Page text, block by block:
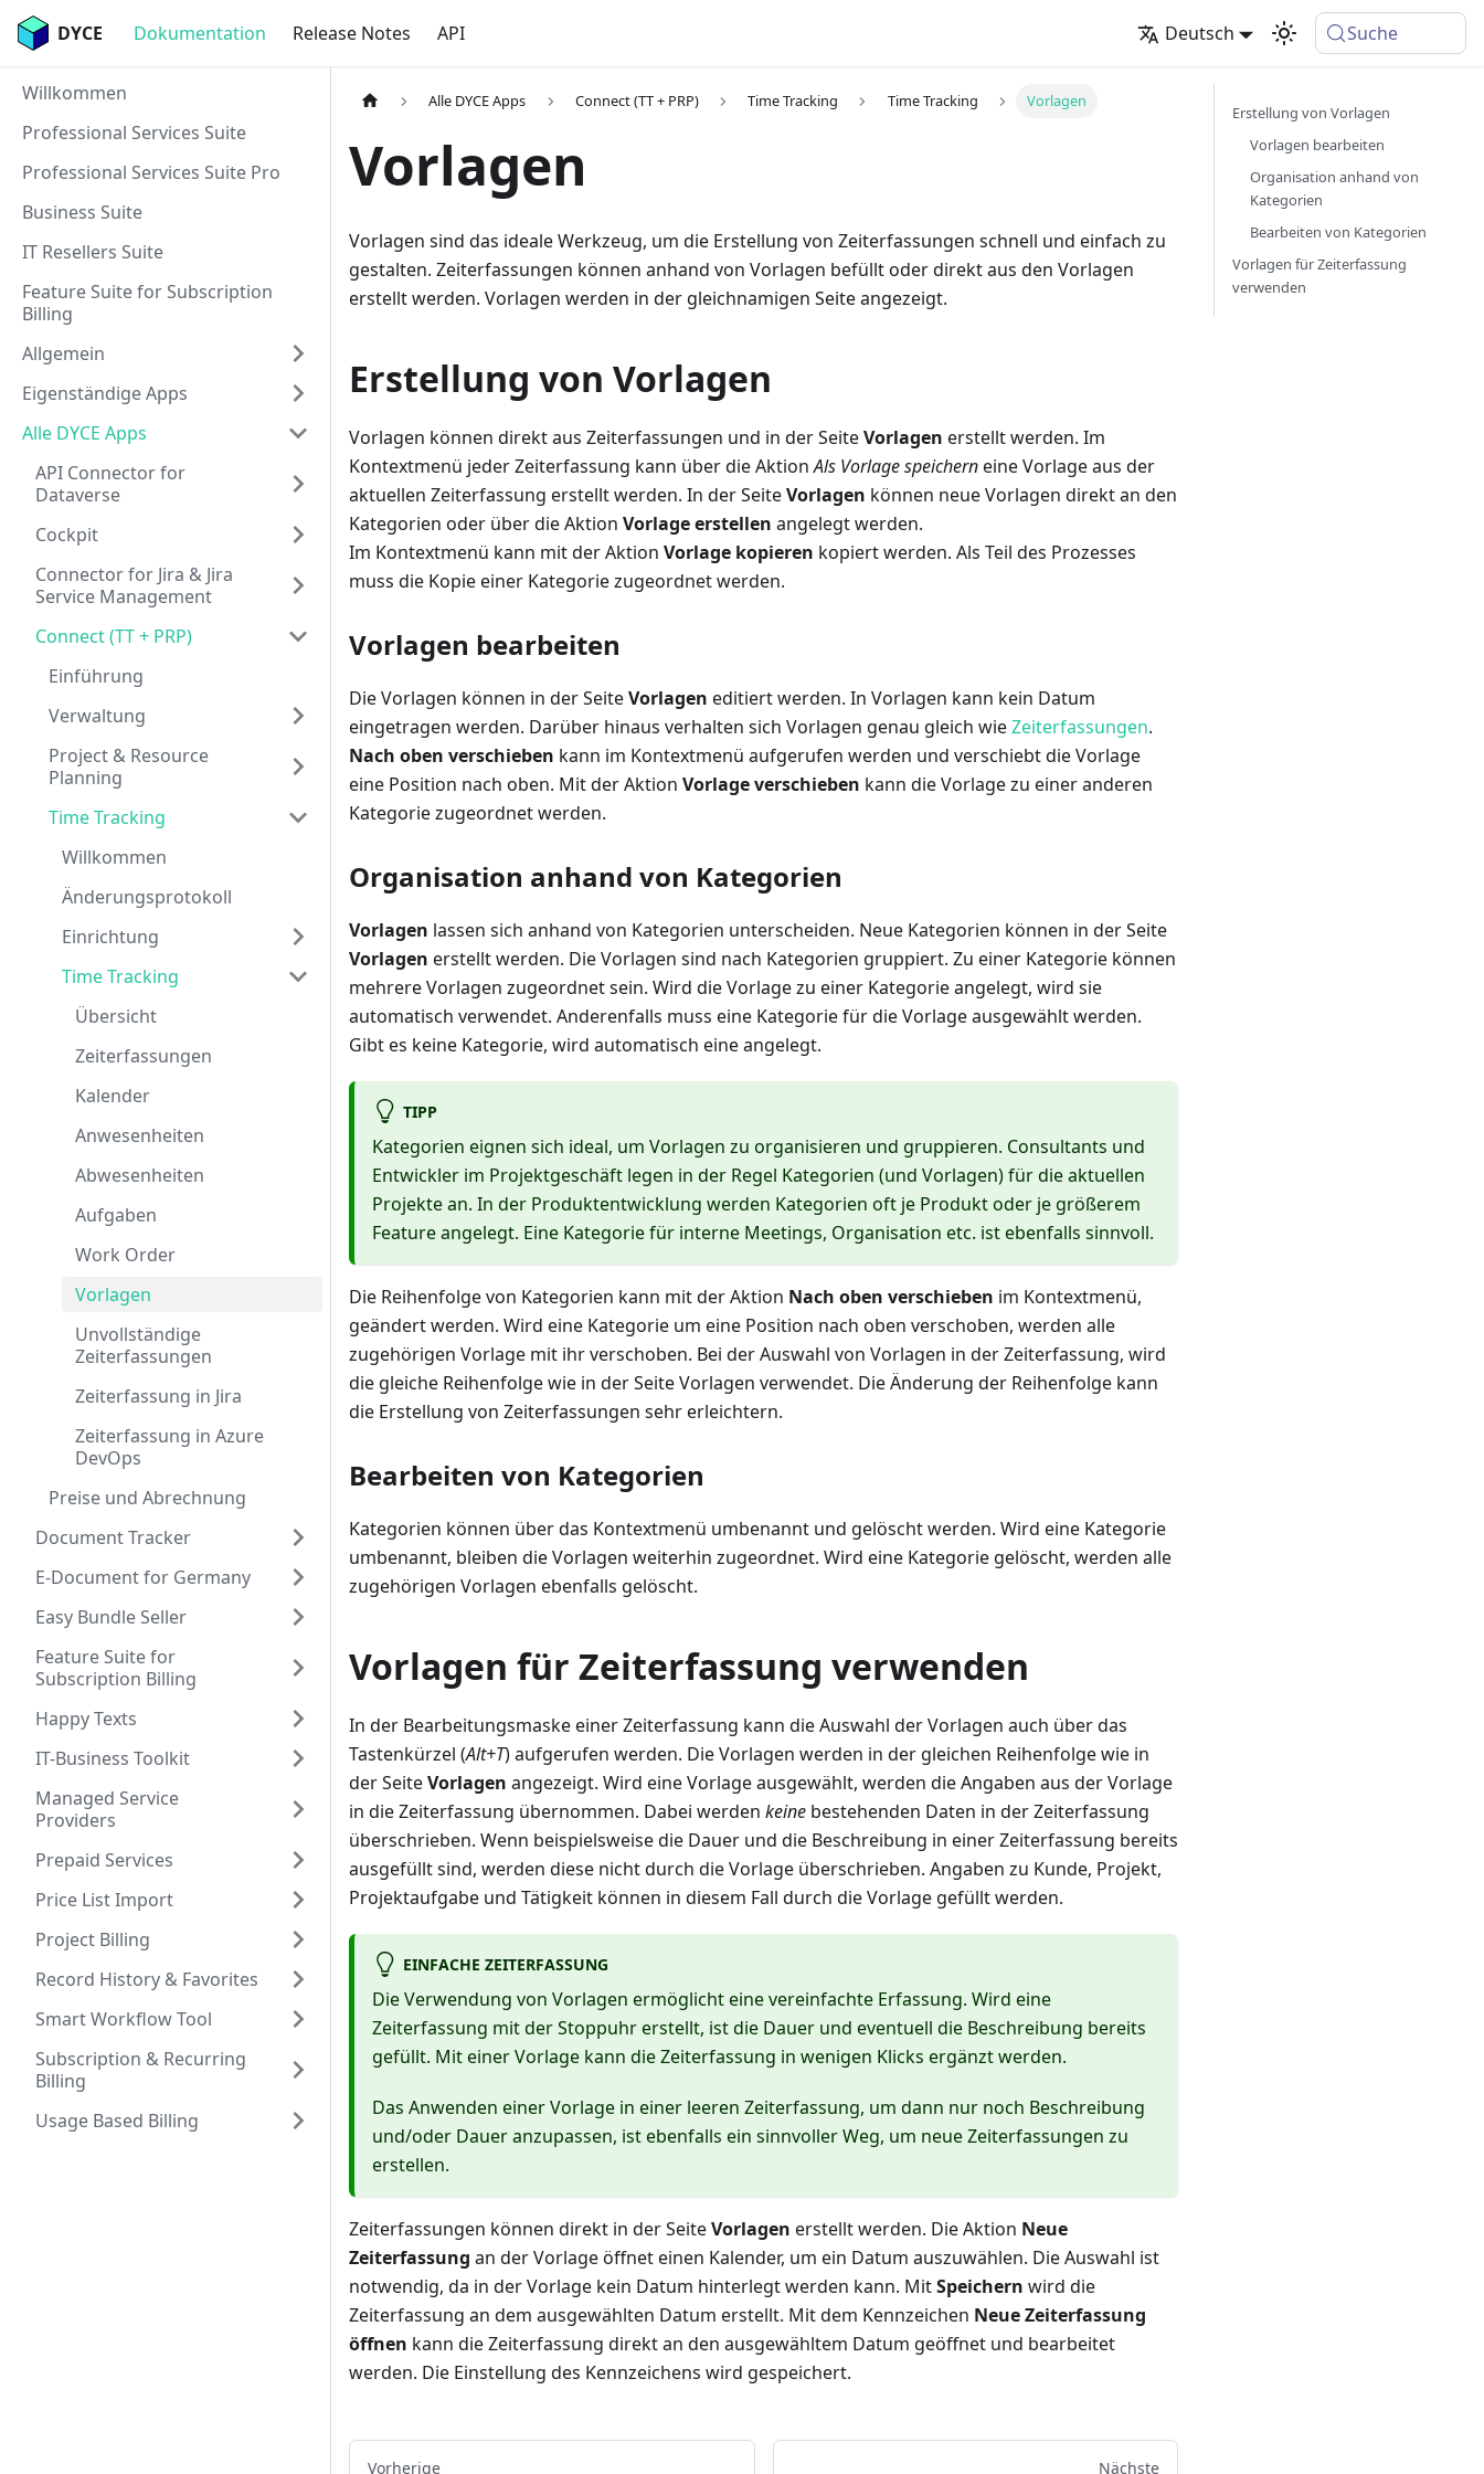
DYCE Dokumentation Release Notes API Deutsch Suche
Willkommen
Professional Services Suite
Professional Services Suite Pro
Business Suite
IT Resellers Suite
Feature Suite for Subscription
Billing
Allgemein
Eigenständige Apps
Alle DYCE Apps
API Connector for
Dataverse
Cockpit
Connector for Jira & Jira
Service Management
Connect (TT + PRP)
Einführung
Verwaltung
Project & Resource
Planning
Time Tracking
Willkommen
Änderungsprotokoll
Einrichtung
Time Tracking
Übersicht
Zeiterfassungen
Kalender
Anwesenheiten
Abwesenheiten
Aufgaben
Work Order
Vorlagen
Unvollständige
Zeiterfassungen
Zeiterfassung in Jira
Zeiterfassung in Azure
DevOps
Preise und Abrechnung
Document Tracker
E-Document for Germany
Easy Bundle Seller
Feature Suite for
Subscription Billing
Happy Texts
IT-Business Toolkit
Managed Service
Providers
Prepaid Services
Price List Import
Project Billing
Record History & Favorites
Smart Workflow Tool
Subscription & Recurring
Billing
Usage Based Billing
Alle DYCE Apps Connect (TT + PRP) Time Tracking Time Tracking Vorlagen
Vorlagen
Vorlagen sind das ideale Werkzeug, um die Erstellung von Zeiterfassungen schnell und einfach zu
gestalten. Zeiterfassungen können anhand von Vorlagen befüllt oder direkt aus den Vorlagen
erstellt werden. Vorlagen werden in der gleichnamigen Seite angezeigt.
Erstellung von Vorlagen
Vorlagen können direkt aus Zeiterfassungen und in der SeiteVorlagen erstellt werden. Im
Kontextmenü jeder Zeiterfassung kann über die AktionAls Vorlage speicherneine Vorlage aus der
aktuellen Zeiterfassung erstellt werden. In der SeiteVorlagen können neue Vorlagen direkt an den
Kategorien oder über die Aktion Vorlage erstellen angelegt werden.
Im Kontextmenü kann mit der Aktion Vorlage kopieren kopiert werden. Als Teil des Prozesses
muss die Kopie einer Kategorie zugeordnet werden.
Vorlagen bearbeiten
Die Vorlagen können in der SeiteVorlagen editiert werden. In Vorlagen kann kein Datum
eingetragen werden. Darüber hinaus verhalten sich Vorlagen genau gleich wieZeiterfassungen.
Nach oben verschieben kann im Kontextmenü aufgerufen werden und verschiebt die Vorlage
eine Position nach oben. Mit der Aktion Vorlage verschieben kann die Vorlage zu einer anderen
Kategorie zugeordnet werden.
Organisation anhand von Kategorien
Vorlagen lassen sich anhand von Kategorien unterscheiden. Neue Kategorien können in der Seite
Vorlagen erstellt werden. Die Vorlagen sind nach Kategorien gruppiert. Zu einer Kategorie können
mehrere Vorlagen zugeordnet sein. Wird die Vorlage zu einer Kategorie angelegt, wird sie
automatisch verwendet. Anderenfalls muss eine Kategorie für die Vorlage ausgewählt werden.
Gibt es keine Kategorie, wird automatisch eine angelegt.
TIPP
Kategorien eignen sich ideal, um Vorlagen zu organisieren und gruppieren. Consultants und
Entwickler im Projektgeschäft legen in der Regel Kategorien (und Vorlagen) für die aktuellen
Projekte an. In der Produktentwicklung werden Kategorien oft je Produkt oder je größerem
Feature angelegt. Eine Kategorie für interne Meetings, Organisation etc. ist ebenfalls sinnvoll.
Die Reihenfolge von Kategorien kann mit der Aktion Nach oben verschieben im Kontextmenü,
geändert werden. Wird eine Kategorie um eine Position nach oben verschoben, werden alle
zugehörigen Vorlage mit ihr verschoben. Bei der Auswahl von Vorlagen in der Zeiterfassung, wird
die gleiche Reihenfolge wie in der Seite Vorlagen verwendet. Die Änderung der Reihenfolge kann
die Erstellung von Zeiterfassungen sehr erleichtern.
Bearbeiten von Kategorien
Kategorien können über das Kontextmenü umbenannt und gelöscht werden. Wird eine Kategorie
umbenannt, bleiben die Vorlagen weiterhin zugeordnet. Wird eine Kategorie gelöscht, werden alle
zugehörigen Vorlagen ebenfalls gelöscht.
Vorlagen für Zeiterfassung verwenden
In der Bearbeitungsmaske einer Zeiterfassung kann die Auswahl der Vorlagen auch über das
Tastenkürzel (Alt+T) aufgerufen werden. Die Vorlagen werden in der gleichen Reihenfolge wie in
der SeiteVorlagen angezeigt. Wird eine Vorlage ausgewählt, werden die Angaben aus der Vorlage
in die Zeiterfassung übernommen. Dabei werden keine bestehenden Daten in der Zeiterfassung
überschrieben. Wenn beispielsweise die Dauer und die Beschreibung in einer Zeiterfassung bereits
ausgefüllt sind, werden diese nicht durch die Vorlage überschrieben. Angaben zu Kunde, Projekt,
Projektaufgabe und Tätigkeit können in diesem Fall durch die Vorlage gefüllt werden.
EINFACHE ZEITERFASSUNG
Die Verwendung von Vorlagen ermöglicht eine vereinfachte Erfassung. Wird eine
Zeiterfassung mit der Stoppuhr erstellt, ist die Dauer und eventuell die Beschreibung bereits
gefüllt. Mit einer Vorlage kann die Zeiterfassung in wenigen Klicks ergänzt werden.
Das Anwenden einer Vorlage in einer leeren Zeiterfassung, um dann nur noch Beschreibung
und/oder Dauer anzupassen, ist ebenfalls ein sinnvoller Weg, um neue Zeiterfassungen zu
erstellen.
Zeiterfassungen können direkt in der SeiteVorlagen erstellt werden. Die Aktion Neue
Zeiterfassung an der Vorlage öffnet einen Kalender, um ein Datum auszuwählen. Die Auswahl ist
notwendig, da in der Vorlage kein Datum hinterlegt werden kann. MitSpeichern wird die
Zeiterfassung an dem ausgewählten Datum erstellt. Mit dem Kennzeichen Neue Zeiterfassung
öffnen kann die Zeiterfassung direkt an den ausgewähltem Datum geöffnet und bearbeitet
werden. Die Einstellung des Kennzeichens wird gespeichert.
Vorherige Nächste
Erstellung von Vorlagen
Vorlagen bearbeiten
Organisation anhand von
Kategorien
Bearbeiten von Kategorien
Vorlagen für Zeiterfassung
verwenden